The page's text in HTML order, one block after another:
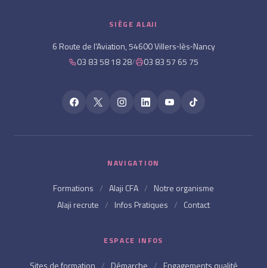
SIÈGE ALAJI
6 Route de l'Aviation, 54600 Villers‑lès‑Nancy
03 83 58 18 28/ 03 83 57 65 75
NAVIGATION
Formations / Alaji CFA / Notre organisme
Alaji recrute / Infos Pratiques / Contact
ESPACE INFOS
Sites de formation / Démarche / Engagements qualité